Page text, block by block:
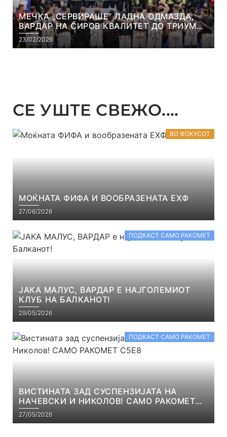
МЕЧКА „СЕРВИРАШЕ“ ЛАДНА ОДМАЗДА,
ВАРДАР НА СИРОВ КВАЛИТЕТ ДО ТРИУМФ
ВО АВТОКОМАНДА
23/02/2026
СЕ УШТЕ СВЕЖО....
ВО ФОКУСОТ
МОЌНАТА ФИФА И ВООБРАЗЕНАТА ЕХФ
27/06/2026
ПОДКАСТ САМО РАКОМЕТ
ЈАКА МАЛУС, ВАРДАР Е НАЈГОЛЕМИОТ
КЛУБ НА БАЛКАНОТ!
29/05/2026
ПОДКАСТ САМО РАКОМЕТ
ВИСТИНАТА ЗАД СУСПЕНЗИЈАТА НА
НАЧЕВСКИ И НИКОЛОВ! САМО РАКОМЕТ
С5Е8
27/05/2026